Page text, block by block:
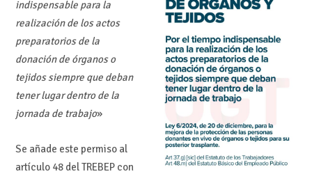
indispensable para la
realización de los actos
preparatorios de la
donación de órganos o
tejidos siempre que deban
tener lugar dentro de la
jornada de trabajo»
Se añade este permiso al
artículo 48 del TREBEP con